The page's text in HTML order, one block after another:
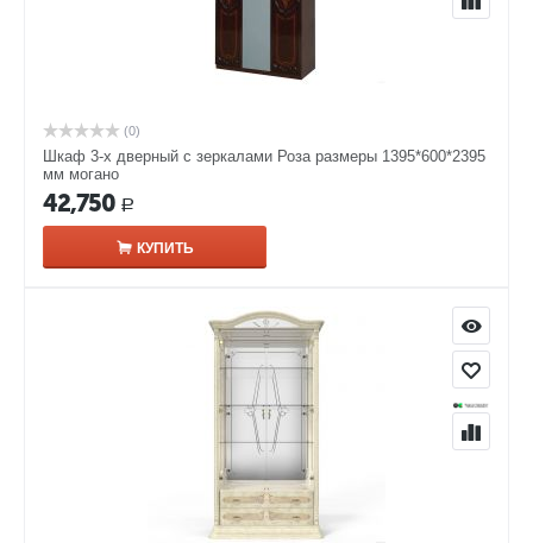
(0)
Шкаф 3-х дверный с зеркалами Роза размеры 1395*600*2395
мм могано
42,750 Р
КУПИТЬ